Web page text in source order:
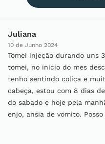
Juliana
10 de Junho 2024
Tomei injeção durando uns
tomei, no inicio do mes
tenho sentindo colica e
cabeça, estou com 8 dias
do sabado e hoje pela
enjo, ansia de vomito.